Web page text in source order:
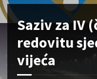
Saziv za IV
redovitu
vijeća